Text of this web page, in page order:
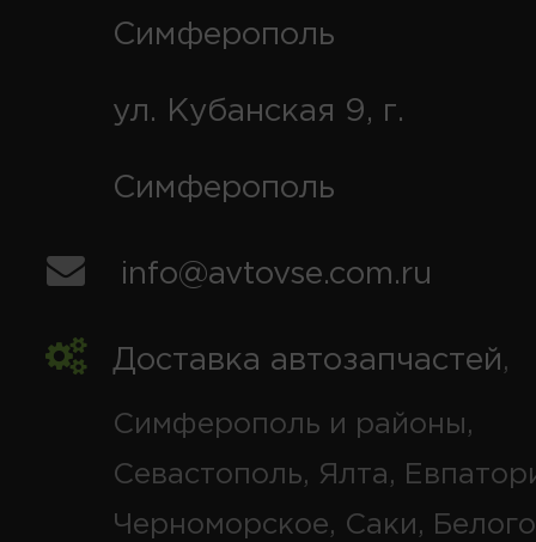
Симферополь
ул. Кубанская 9, г.
Симферополь
info@avtovse.com.ru
Доставка автозапчастей,
Симферополь и районы,
Севастополь, Ялта,
Черноморское, Саки,